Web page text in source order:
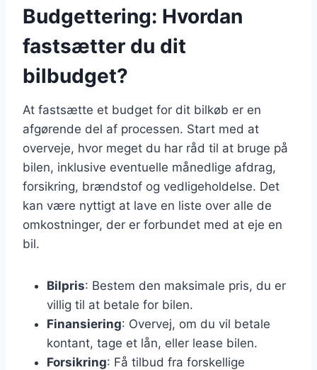
Budgettering: Hvordan
fastsætter du dit
bilbudget?
At fastsætte et budget for dit bilkøb er en
afgørende del af processen. Start med at
overveje, hvor meget du har råd til at bruge på
bilen, inklusive eventuelle månedlige afdrag,
forsikring, brændstof og vedligeholdelse. Det
kan være nyttigt at lave en liste over alle de
omkostninger, der er forbundet med at eje en
bil.
Bilpris: Bestem den maksimale pris, du er
villig til at betale for bilen.
Finansiering: Overvej, om du vil betale
kontant, tage et lån, eller lease bilen.
Forsikring: Få tilbud fra forskellige